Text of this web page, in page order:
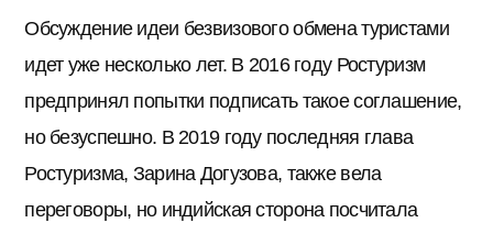
Обсуждение идеи безвизового обмена туристами
идет уже несколько лет. В 2016 году Ростуризм
предпринял попытки подписать такое соглашение,
но безуспешно. В 2019 году последняя глава
Ростуризма, Зарина Догузова, также вела
переговоры, но индийская сторона посчитала